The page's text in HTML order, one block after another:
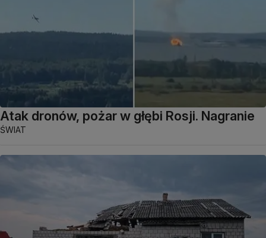
Atak dronów, pożar w głębi Rosji. Nagranie
ŚWIAT